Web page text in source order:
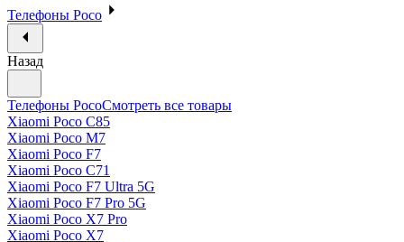
Телефоны Poco
Назад
Телефоны PocoСмотреть все товары
Xiaomi Poco C85
Xiaomi Poco M7
Xiaomi Poco F7
Xiaomi Poco C71
Xiaomi Poco F7 Ultra 5G
Xiaomi Poco F7 Pro 5G
Xiaomi Poco X7 Pro
Xiaomi Poco X7